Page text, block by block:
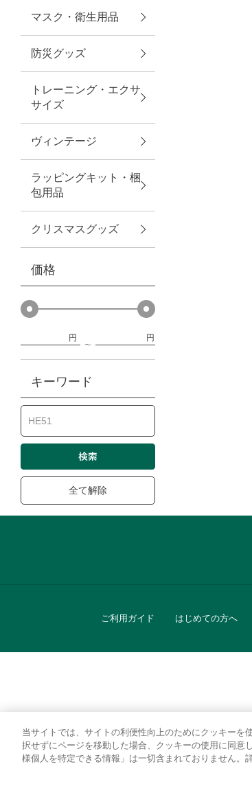
スマホケース・アクセサリー
ポーチ
ステーショナリー
その他
紅茶・フード
防災グッズ・非常食
トレーニング
ヴィンテージ
マスク・衛生用品
防災グッズ
トレーニング・エクサ
サイズ
ヴィンテージ
ラッピングキット・梱
包用品
クリスマスグッズ
価格
円 円
キーワード
全て解除
ご利用ガイド はじめての方へ
当サイトでは、サイトの利便性向上のためにクッキー
択せずにページを移動した場合、クッキーの使用に同意
様個人を特定できる情報」は一切含まれておりません。